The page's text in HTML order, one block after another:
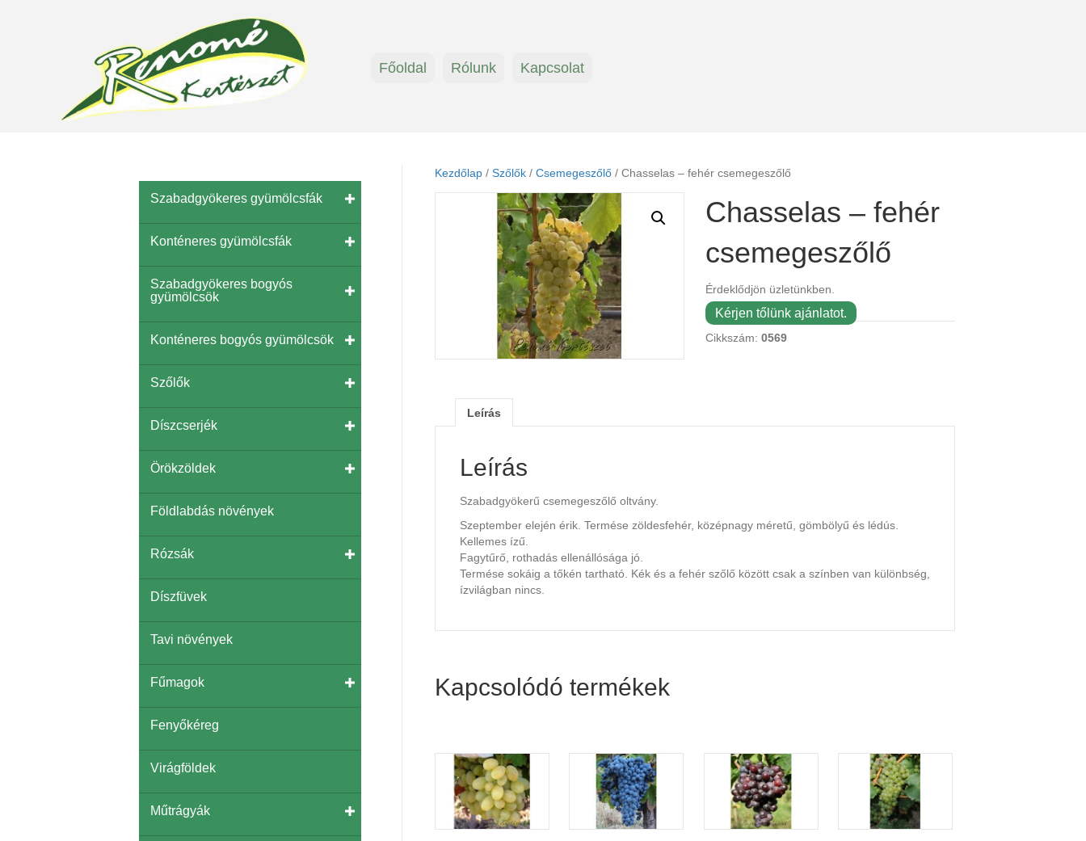
Főoldal Rólunk Kapcsolat
Kezdőlap / Szőlők / Csemegeszőlő / Chasselas – fehér csemegeszőlő
Chasselas – fehér
csemegeszőlő
Érdeklődjön üzletünkben.
Kérjen tőlünk ajánlatot.
Cikkszám: 0569
Leírás
Leírás
Szabadgyökerű csemegeszőlő oltvány.
Szeptember elején érik. Termése zöldesfehér, középnagy méretű, gömbölyű és lédús.
Kellemes ízű.
Fagytűrő, rothadás ellenállósága jó.
Termése sokáig a tőkén tartható. Kék és a fehér szőlő között csak a színben van különbség,
ízvilágban nincs.
Kapcsolódó termékek
Szabadgyökeres gyümölcsfák
Konténeres gyümölcsfák
Szabadgyökeres bogyós
gyümölcsök
Konténeres bogyós gyümölcsök
Szőlők
Díszcserjék
Örökzöldek
Földlabdás növények
Rózsák
Díszfüvek
Tavi növények
Fűmagok
Fenyőkéreg
Virágföldek
Műtrágyák